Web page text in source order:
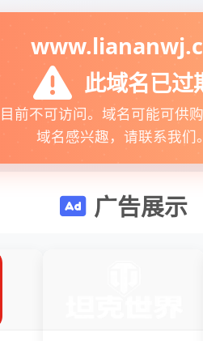
此域名已过
前不可访问。域名可能可供
域名感兴趣，请联系我们
广告展示